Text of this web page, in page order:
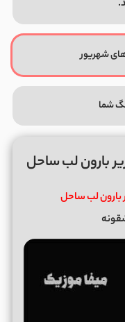
شهریور
شما
بارون لب ساحل
بارون لب ساحل